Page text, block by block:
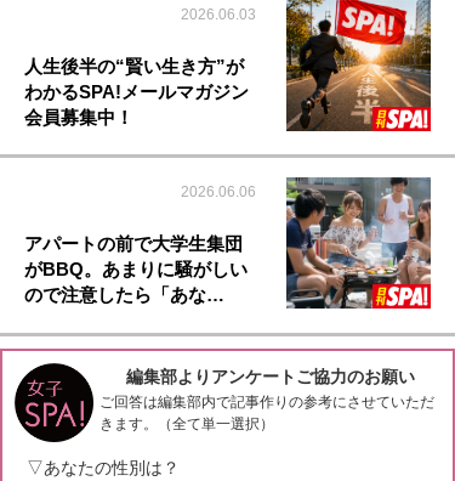
2026.06.03
人生後半の“賢い生き方”が
わかるSPA!メールマガジン
会員募集中！
2026.06.06
アパートの前で大学生集団
がBBQ。あまりに騒がしい
ので注意したら「あな…